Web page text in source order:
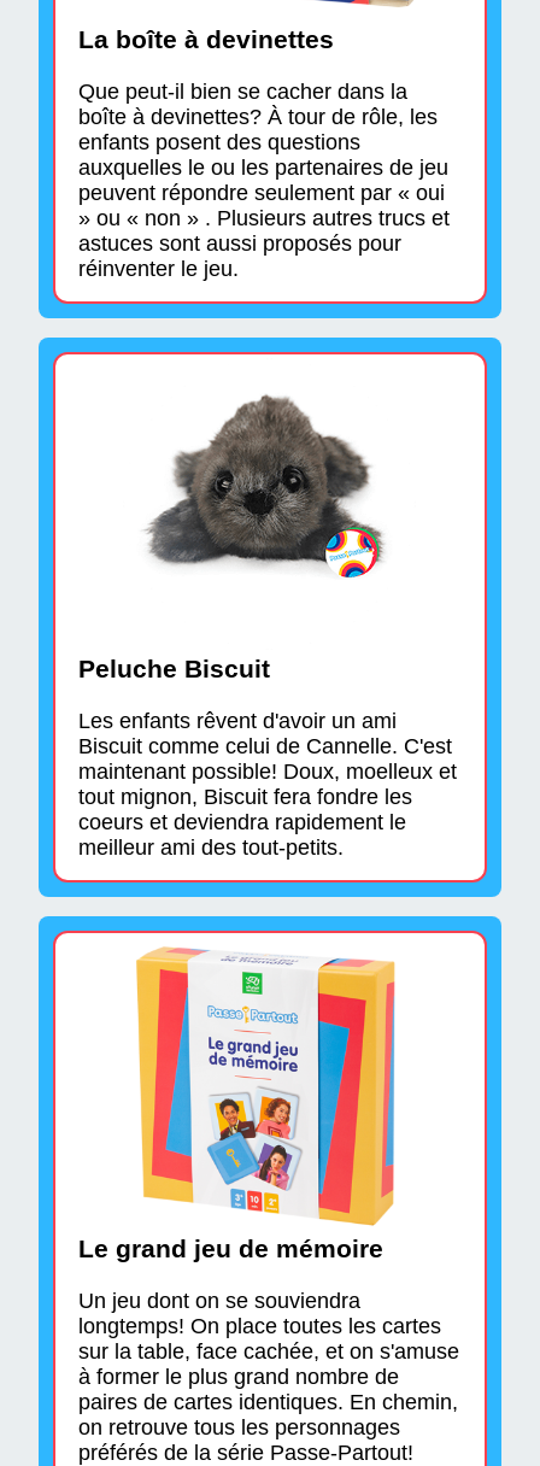
La boîte à devinettes
Que peut-il bien se cacher dans la
boîte à devinettes? À tour de rôle, les
enfants posent des questions
auxquelles le ou les partenaires de jeu
peuvent répondre seulement par « oui
» ou « non » . Plusieurs autres trucs et
astuces sont aussi proposés pour
réinventer le jeu.
Peluche Biscuit
Les enfants rêvent d'avoir un ami
Biscuit comme celui de Cannelle. C'est
maintenant possible! Doux, moelleux et
tout mignon, Biscuit fera fondre les
coeurs et deviendra rapidement le
meilleur ami des tout-petits.
Le grand jeu de mémoire
Un jeu dont on se souviendra
longtemps! On place toutes les cartes
sur la table, face cachée, et on s'amuse
à former le plus grand nombre de
paires de cartes identiques. En chemin,
on retrouve tous les personnages
préférés de la série Passe-Partout!